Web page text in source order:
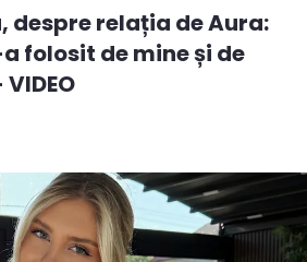
despre relația de Aura:
folosit de mine și de